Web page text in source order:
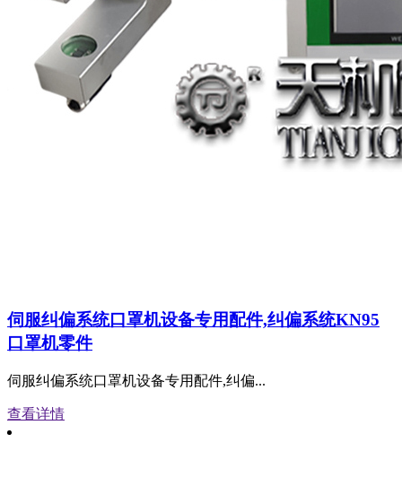
伺服纠偏系统口罩机设备专用配件,纠偏系统KN95
口罩机零件
伺服纠偏系统口罩机设备专用配件,纠偏...
查看详情